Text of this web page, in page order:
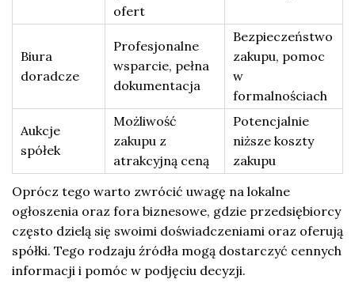
ofert
Biura
doradcze
Profesjonalne
wsparcie, pełna
dokumentacja
Bezpieczeństwo
zakupu, pomoc
w
formalnościach
Aukcje
spółek
Możliwość
zakupu z
atrakcyjną ceną
Potencjalnie
niższe koszty
zakupu
Oprócz tego warto zwrócić uwagę na lokalne
ogłoszenia oraz fora biznesowe, gdzie przedsiębiorcy
często dzielą się swoimi doświadczeniami oraz oferują
spółki. Tego rodzaju źródła mogą dostarczyć cennych
informacji i pomóc w podjęciu decyzji.